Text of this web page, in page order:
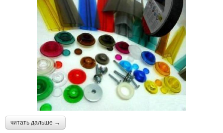
читать дальше →